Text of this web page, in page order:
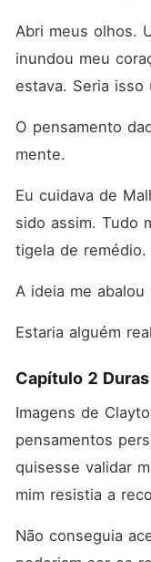
Abri meus olhos.
inundou meu
estava. Seria isso
O pensamento
mente.
Eu cuidava de
sido assim. Tudo
tigela de remédio.
A ideia me
Estaria alguém
Capítulo 2
Imagens de
pensamentos
quisesse validar
mim resistia a
Não conseguia